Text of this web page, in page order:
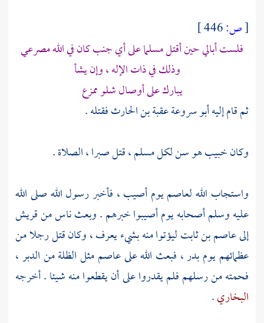
[ص:
فلست أبالي حين أقتل مسلما على أي جنب كان في الله مصرعي
وذلك في ذات الإله ، وإن يشأ
يبارك على أوصال شلو ممزع
ثم قام إليهأبو سروعة عقبة بن الحارثفقتله .
وكانخبيبهو سن لكل مسلم ، قتل صبرا ، الصلاة .
واستجاب اللهلعاصميوم أصيب ، فأخبر رسول الله صلى الله
عليه وسلم أصحابه يوم أصيبوا خبرهم . وبعث ناس منقريش
إلىعاصم بن ثابتليؤتوا منه بشيء يعرف ، وكان قتل رجلا من
عظمائهم يومبدر ، فبعث الله علىعاصممثل الظلة من الدبر ،
فحمته من رسلهم فلم يقدروا على أن يقطعوا منه شيئا . أخرجه
البخاري.